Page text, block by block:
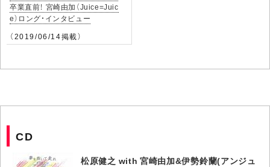
卒業直前！ 宮崎由加（Juice=Juic
e）ロング・インタビュー
（2019/06/14掲載）
CD
松原健之 with 宮崎由加&伊勢鈴蘭(アンジュ